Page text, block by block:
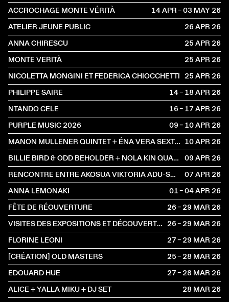
ACCROCHAGE MONTE VÉRITÀ
14 APR – 03 MAY2026
ATELIER JEUNE PUBLIC
26 APR2026
ANNA CHIRESCU
25 APR2026
MONTE VERITÀ
25 APR2026
NICOLETTA MONGINI ET FEDERICA CHIOCCHETTI 25 APR2026
PHILIPPE SAIRE
14 – 18 APR2026
NTANDO CELE
16 – 17 APR2026
PURPLE MUSIC 2026
09 – 10 APR2026
MANON MULLENER QUINTET + ÉNA VERA SEXTET 10 APR2026
BILLIE BIRD & ODD BEHOLDER + NOLA KIN QUARTET
09 APR2026
RENCONTRE ENTRE AKOSUA VIKTORIA ADU-SANYAH ET JULIE JONES
07 APR2026
ANNA LEMONAKI
01 – 04 APR2026
FÊTE DE RÉOUVERTURE
26 – 29 MAR2026
VISITES DES EXPOSITIONS ET DÉCOUVERTE DU BÂTIMENT 26 – 29 MAR2026
FLORINE LEONI
27 – 29 MAR2026
[CRÉATION] OLD MASTERS
25 – 28 MAR2026
EDOUARD HUE
27 – 28 MAR2026
ALICE + YALLA MIKU + DJ SET
28 MAR2026